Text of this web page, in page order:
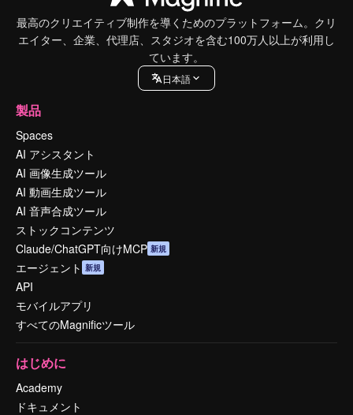
最高のクリエイティブ制作を導くためのプラットフォーム。クリ
エイター、企業、代理店、スタジオを含む100万人以上が利用し
ています。
日本語
製品
Spaces
AI アシスタント
AI 画像生成ツール
AI 動画生成ツール
AI 音声合成ツール
ストックコンテンツ
Claude/ChatGPT向けMCP 新規
エージェント 新規
API
モバイルアプリ
すべてのMagnificツール
はじめに
Academy
ドキュメント